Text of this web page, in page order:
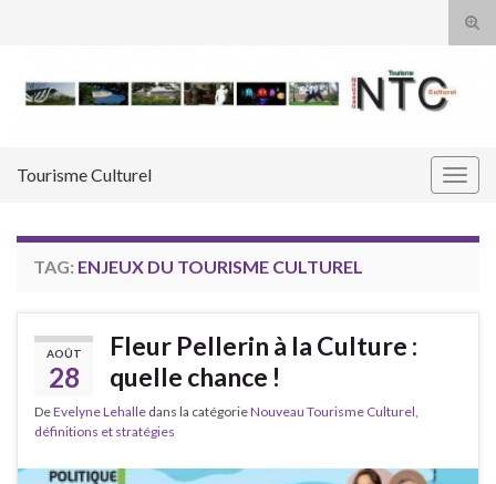
Tourisme Culturel
TAG: ENJEUX DU TOURISME CULTUREL
AOÛT
28
Fleur Pellerin à la Culture :
quelle chance !
DeEvelyne Lehalle dans la catégorieNouveau Tourisme Culturel,
définitions et stratégies